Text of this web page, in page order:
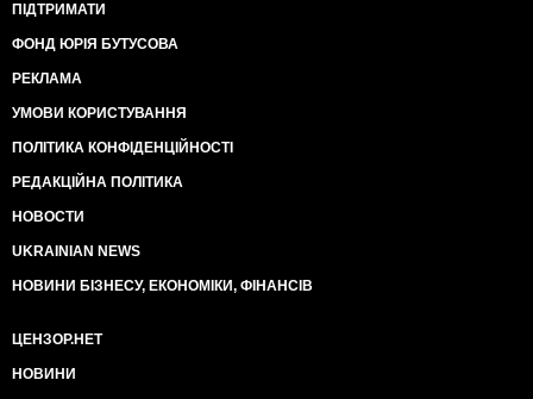
ПІДТРИМАТИ
ФОНД ЮРІЯ БУТУСОВА
РЕКЛАМА
УМОВИ КОРИСТУВАННЯ
ПОЛІТИКА КОНФІДЕНЦІЙНОСТІ
РЕДАКЦІЙНА ПОЛІТИКА
НОВОСТИ
UKRAINIAN NEWS
НОВИНИ БІЗНЕСУ, ЕКОНОМІКИ, ФІНАНСІВ
ЦЕНЗОР.НЕТ
НОВИНИ